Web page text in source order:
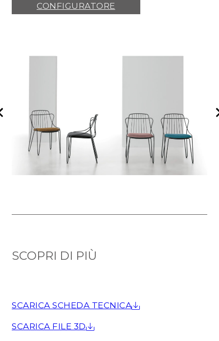
CONFIGURATORE
SCOPRI DI PIÙ
SCARICA SCHEDA TECNICA
SCARICA FILE 3D